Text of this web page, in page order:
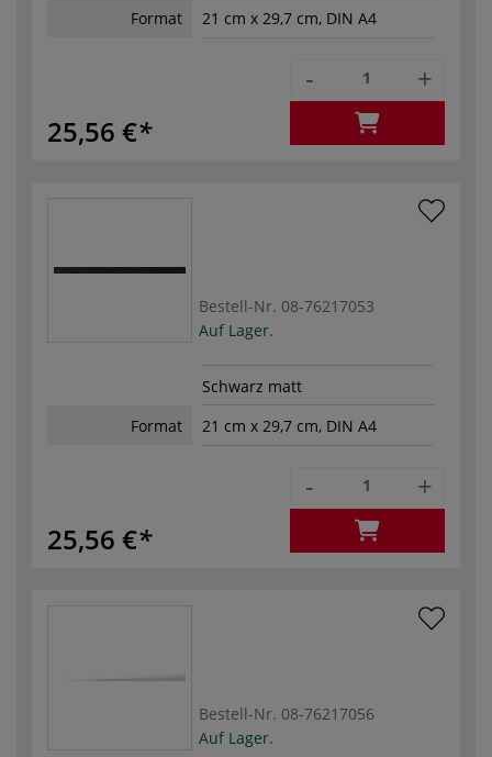
Format
21 cm x 29,7 cm, DIN A4
25,56 €
- +
Bestell-Nr. 08-76217053
Auf Lager.
Schwarz matt
Format
21 cm x 29,7 cm, DIN A4
25,56 €
- +
Bestell-Nr. 08-76217056
Auf Lager.